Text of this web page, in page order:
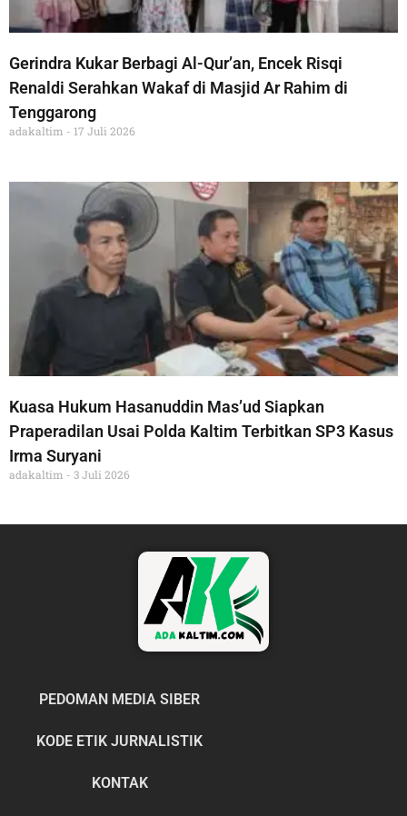
Gerindra Kukar Berbagi Al-Qur’an, Encek Risqi
Renaldi Serahkan Wakaf di Masjid Ar Rahim di
Tenggarong
adakaltim 17 Juli 2026
Kuasa Hukum Hasanuddin Mas’ud Siapkan
Praperadilan Usai Polda Kaltim Terbitkan SP3 Kasus
Irma Suryani
adakaltim 3 Juli 2026
PEDOMAN MEDIA SIBER
KODE ETIK JURNALISTIK
KONTAK